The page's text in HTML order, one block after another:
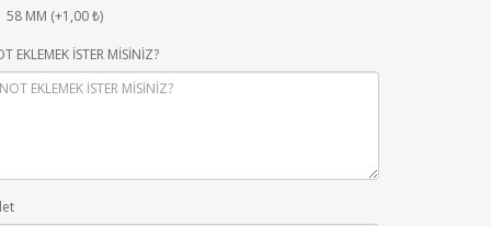
58 MM (+1,00 ₺)
EKLEMEK İSTER MİSİNİZ?